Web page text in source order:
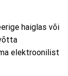
haiglas või
elektroonilist